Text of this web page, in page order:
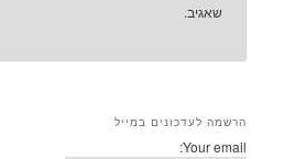
שאגיב.
הרשמה לעדכונים במייל
Your email: